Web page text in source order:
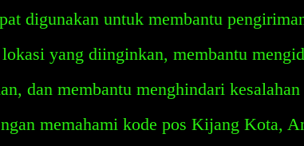
digunakan untuk membantu
yang diinginkan, membantu
dan membantu menghindari kesalahan
memahami kode pos Kijang Kota,